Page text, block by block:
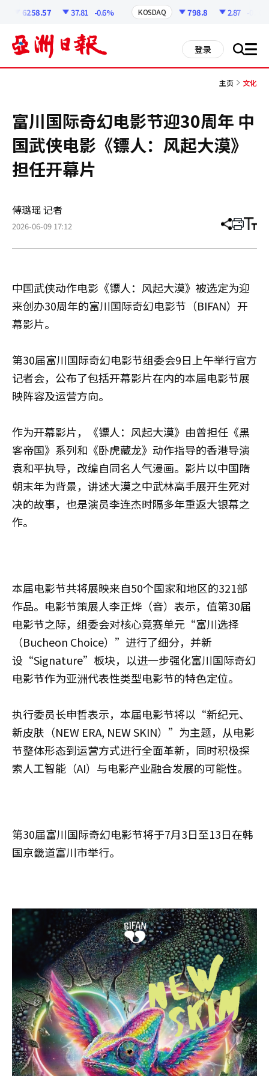
6258.57 37.81 -0.6% KOSDAQ 798.8 2.87 -0.36%
登录 搜 all
主页 文化
富川国际奇幻电影节迎30周年 中
国武侠电影《镖人：风起大漠》
担任开幕片
傅璐瑶 记者
2026-06-09 17:12 分
章
打 调
小
中国武侠动作电影《镖人：风起大漠》被选定为迎
来创办30周年的富川国际奇幻电影节（BIFAN）开
幕影片。
第30届富川国际奇幻电影节组委会9日上午举行官方
记者会，公布了包括开幕影片在内的本届电影节展
映阵容及运营方向。
作为开幕影片，《镖人：风起大漠》由曾担任《黑
客帝国》系列和《卧虎藏龙》动作指导的香港导演
袁和平执导，改编自同名人气漫画。影片以中国隋
朝末年为背景，讲述大漠之中武林高手展开生死对
决的故事，也是演员李连杰时隔多年重返大银幕之
作。
本届电影节共将展映来自50个国家和地区的321部
作品。电影节策展人李正烨（音）表示，值第30届
电影节之际，组委会对核心竞赛单元“富川选择
（Bucheon Choice）”进行了细分，并新
设“Signature”板块，以进一步强化富川国际奇幻
电影节作为亚洲代表性类型电影节的特色定位。
执行委员长申哲表示，本届电影节将以“新纪元、
新皮肤（NEW ERA, NEW SKIN）”为主题，从电影
节整体形态到运营方式进行全面革新，同时积极探
索人工智能（AI）与电影产业融合发展的可能性。
第30届富川国际奇幻电影节将于7月3日至13日在韩
国京畿道富川市举行。